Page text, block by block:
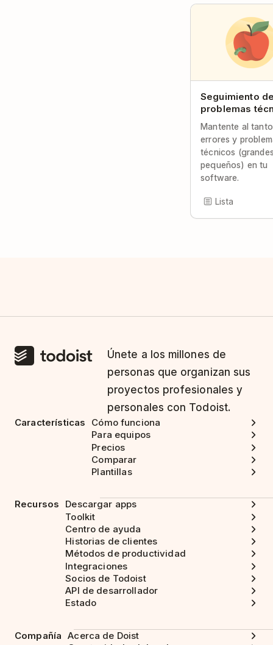
Seguimiento
problemas
Mantente al
errores y
técnicos
pequeños) en tu
software.
Lista
Únete a los millones de
personas que organizan sus
proyectos profesionales y
personales con Todoist.
Características
Cómo funciona
Para equipos
Precios
Comparar
Plantillas
Recursos
Descargar apps
Toolkit
Centro de ayuda
Historias de clientes
Métodos de productividad
Integraciones
Socios de Todoist
API de desarrollador
Estado
Compañía Acerca de Doist